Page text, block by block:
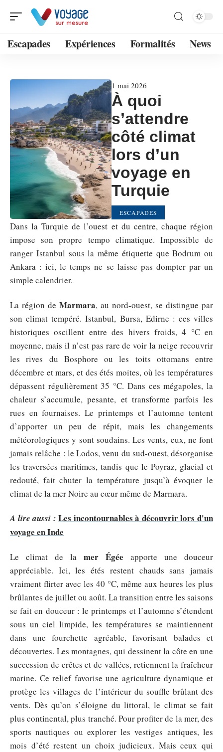
Escapades Expériences Formalités News
1 mai 2026
À quoi
s’attendre
côté climat
lors d’un
voyage en
Turquie
ESCAPADES
Dans la Turquie de l’ouest et du centre, chaque région
impose son propre tempo climatique. Impossible de
ranger Istanbul sous la même étiquette que Bodrum ou
Ankara : ici, le temps ne se laisse pas dompter par un
simple calendrier.
La région de Marmara, au nord-ouest, se distingue par
son climat tempéré. Istanbul, Bursa, Edirne : ces villes
historiques oscillent entre des hivers froids, 4 °C en
moyenne, mais il n’est pas rare de voir la neige recouvrir
les rives du Bosphore ou les toits ottomans entre
décembre et mars, et des étés moites, où les températures
dépassent régulièrement 35 °C. Dans ces mégapoles, la
chaleur s’accumule, pesante, et transforme parfois les
rues en fournaises. Le printemps et l’automne tentent
d’apporter un peu de répit, mais les changements
météorologiques y sont soudains. Les vents, eux, ne font
jamais relâche : le Lodos, venu du sud-ouest, désorganise
les traversées maritimes, tandis que le Poyraz, glacial et
redouté, fait chuter la température jusqu’à évoquer le
climat de la mer Noire au cœur même de Marmara.
A lire aussi : Les incontournables à découvrir lors d'un
voyage en Inde
Le climat de la mer Égée apporte une douceur
appréciable. Ici, les étés restent chauds sans jamais
vraiment flirter avec les 40 °C, même aux heures les plus
brûlantes de juillet ou août. La transition entre les saisons
se fait en douceur : le printemps et l’automne s’étendent
sous un ciel limpide, les températures se maintiennent
dans une fourchette agréable, favorisant balades et
découvertes. Les montagnes, qui dessinent la côte en une
succession de crêtes et de vallées, retiennent la fraîcheur
marine. Ce relief favorise une agriculture dynamique et
protège les villages de l’intérieur du souffle brûlant des
vents. Dès qu’on s’éloigne du littoral, le climat se fait
plus continental, plus tranché. Pour profiter de la mer, des
sports nautiques ou explorer les vestiges antiques, les
mois d’été restent un choix judicieux. Mais ceux qui